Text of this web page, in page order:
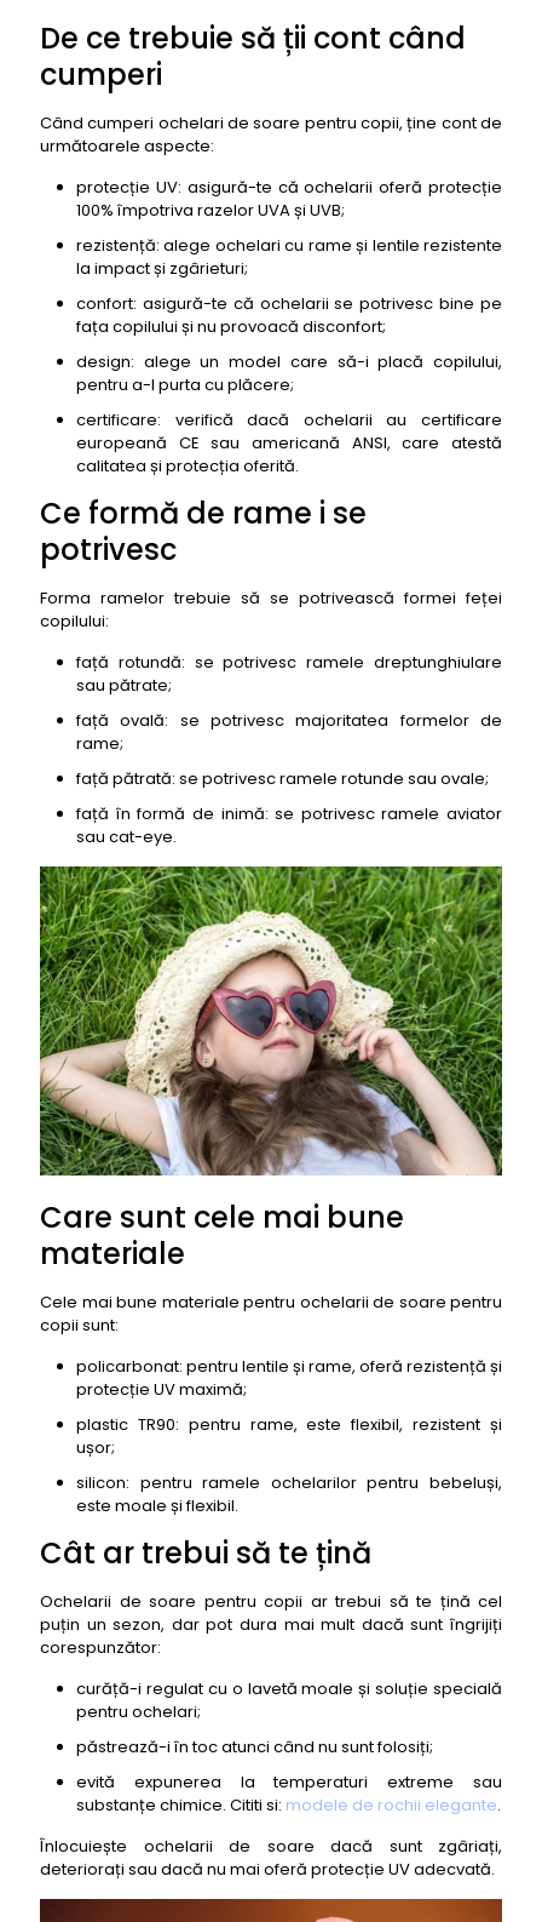
De ce trebuie să ții cont când
cumperi
Când cumperi ochelari de soare pentru copii, ține cont de
următoarele aspecte:
protecție UV: asigură-te că ochelarii oferă protecție
100% împotriva razelor UVA și UVB;
rezistență: alege ochelari cu rame și lentile rezistente
la impact și zgârieturi;
confort: asigură-te că ochelarii se potrivesc bine pe
fața copilului și nu provoacă disconfort;
design: alege un model care să-i placă copilului,
pentru a-l purta cu plăcere;
certificare: verifică dacă ochelarii au certificare
europeană CE sau americană ANSI, care atestă
calitatea și protecția oferită.
Ce formă de rame i se
potrivesc
Forma ramelor trebuie să se potrivească formei feței
copilului:
față rotundă: se potrivesc ramele dreptunghiulare
sau pătrate;
față ovală: se potrivesc majoritatea formelor de
rame;
față pătrată: se potrivesc ramele rotunde sau ovale;
față în formă de inimă: se potrivesc ramele aviator
sau cat-eye.
Care sunt cele mai bune
materiale
Cele mai bune materiale pentru ochelarii de soare pentru
copii sunt:
policarbonat: pentru lentile și rame, oferă rezistență și
protecție UV maximă;
plastic TR90: pentru rame, este flexibil, rezistent și
ușor;
silicon: pentru ramele ochelarilor pentru bebeluși,
este moale și flexibil.
Cât ar trebui să te țină
Ochelarii de soare pentru copii ar trebui să te țină cel
puțin un sezon, dar pot dura mai mult dacă sunt îngrijiți
corespunzător:
curăță-i regulat cu o lavetă moale și soluție specială
pentru ochelari;
păstrează-i în toc atunci când nu sunt folosiți;
evită expunerea la temperaturi extreme sau
substanțe chimice. Cititi si: modele de rochii elegante.
Înlocuiește ochelarii de soare dacă sunt zgâriați,
deteriorați sau dacă nu mai oferă protecție UV adecvată.